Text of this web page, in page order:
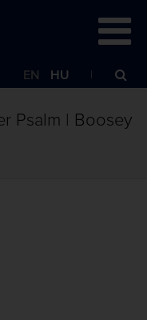
EN HU
Psalm | Boosey